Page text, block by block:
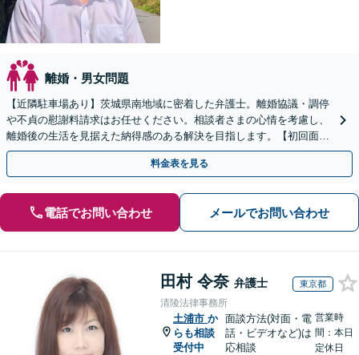
離婚・男女問題
【近隣駐車場あり】茨城県南地域に密着した弁護士。離婚協議・調停
や不貞の慰謝料請求はお任せください。相談者さまの心情を考慮し、
離婚後の生活を見据えた納得感のある解決を目指します。【初回面談
無料】【法テラス利用可】【休日・夜間対応可】
料金表を見る
電話でお問い合わせ メールでお問い合わせ
田村 令奈 弁護士 東京都
清陵法律事務所
土浦市 か
らも相談
受付中
面談方法(対面・電
話・ビデオなど)は
応相談
営業時
間：本日
定休日